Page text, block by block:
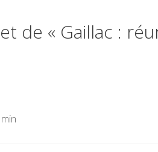
de « Gaillac :